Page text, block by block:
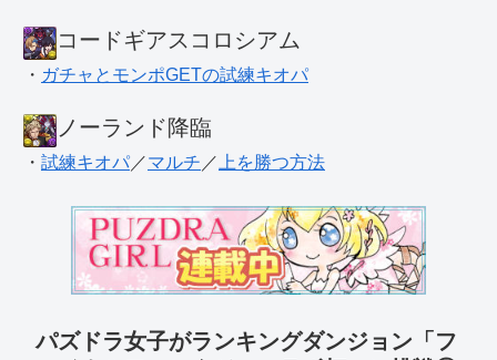
コードギアスコロシアム
・ ガチャとモンポGETの試練キオパ
ノーランド降臨
・ 試練キオパ ／マルチ ／ 上を勝つ方法
パズドラ女子がランキングダンジョン「フ